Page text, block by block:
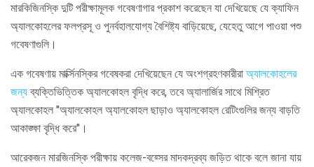
মারকিজিনস্কি দুটি পরীক্ষামূলক গবেষণাগার প্রকাশ করেছেন যা দেখিয়েছে যে ক্যাফিন
অ্যালকোহলের ফলপ্রসূ ও পুনর্বহালযোগ্য বৈশিষ্ট্য বাড়িয়েছে, যেহেতু আগে পাওয়া পশু
গবেষণাগুলি।
এক গবেষণায় মার্ক্সিনস্কির গবেষকরা দেখিয়েছেন যে অংশগ্রহণকারীরা অ্যালকোহলের
জন্যব্যক্তিভিত্তিক অ্যালকোহল বৃদ্ধি করে, তবে অ্যালার্জির সাথে মিশ্রিত
অ্যালকোহল "অ্যালকোহল অ্যালকোহল ছাড়াও অ্যালকোহল রেটিংগুলির জন্য বাড়তি
আকাঙ্ক্ষা বৃদ্ধি করে"।
আরেকজন মারজিনস্কি পরীক্ষায় কলেজ-বয়্সের মাদকদ্রব্য জড়িত থাকে বলে জানা যায়